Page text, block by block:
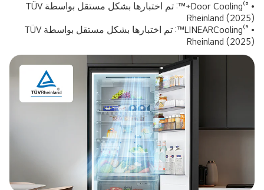
• ⁸⁾Door Cooling+™: تم اختبارها بشكل مستقل بواسطة TÜV
Rheinland (2025)
• ⁹⁾LINEARCooling™: تم اختبارها بشكل مستقل بواسطة TÜV
Rheinland (2025)